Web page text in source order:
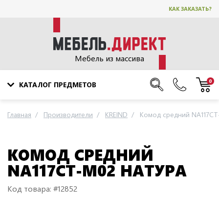
КАК ЗАКАЗАТЬ?
Мебель из массива
КАТАЛОГ ПРЕДМЕТОВ 0
Главная Производители KREIND Комод средний
КОМОД СРЕДНИЙ
NA117CT-M02 НАТУРА
Код товара: #12852